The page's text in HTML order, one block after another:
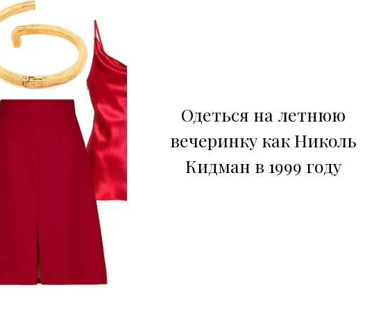
Одеться на летнюю
вечеринку как Николь
Кидман в 1999 году